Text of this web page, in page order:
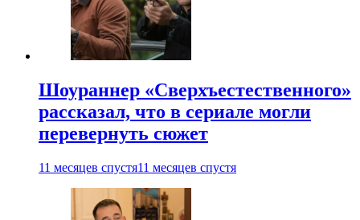
Шоураннер «Сверхъестественного»
рассказал, что в сериале могли
перевернуть сюжет
11 месяцев спустя11 месяцев спустя